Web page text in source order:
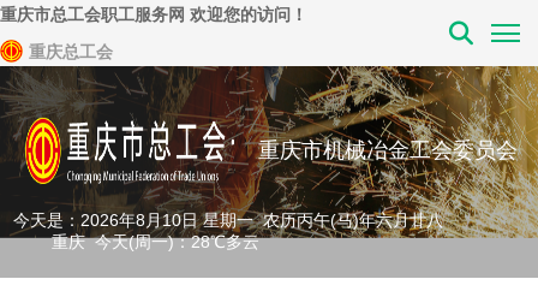
重庆市总工会职工服务网 欢迎您的访问！
重庆总工会
重庆市机械冶金工会委员会
今天是：2026年8月10日 星期一 农历丙午(马)年六月廿八
重庆 今天(周一)：28℃多云